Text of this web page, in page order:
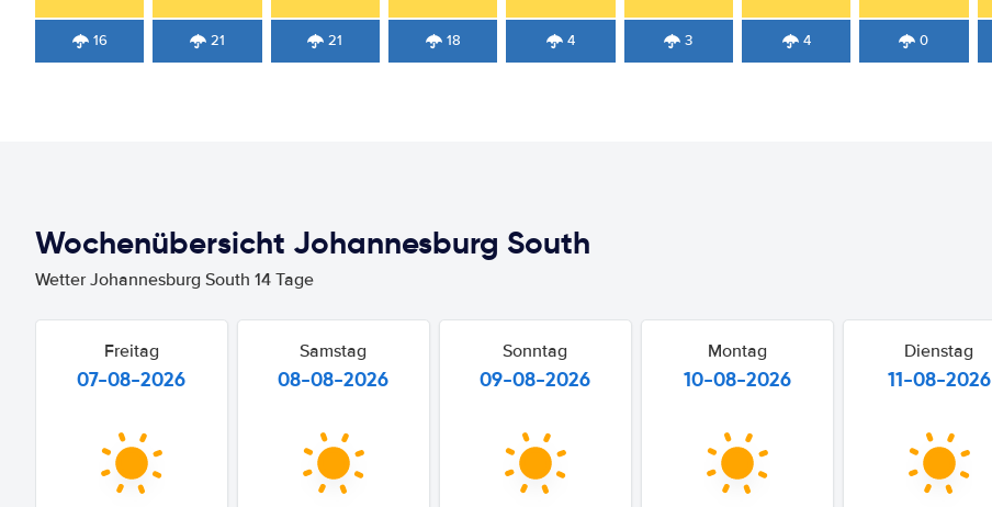
16 21 21 18 4 3 4 0
Wochenübersicht Johannesburg South
Wetter Johannesburg South 14 Tage
Freitag
07-08-2026
Samstag
08-08-2026
Sonntag
09-08-2026
Montag
10-08-2026
Dienstag
11-08-2026